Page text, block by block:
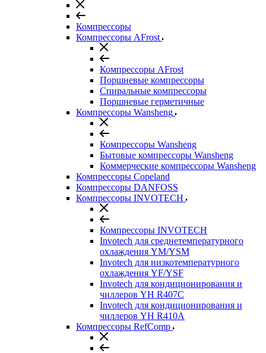
Компрессоры
Компрессоры AFrost
Компрессоры AFrost
Поршневые компрессоры
Спиральные компрессоры
Поршневые герметичные
Компрессоры Wansheng
Компрессоры Wansheng
Бытовые компрессоры Wansheng
Коммерческие компрессоры Wansheng
Компрессоры Copeland
Компрессоры DANFOSS
Компрессоры INVOTECH
Компрессоры INVOTECH
Invotech для среднетемпературного
охлаждения YM/YSM
Invotech для низкотемпературного
охлаждения YF/YSF
Invotech для кондиционирования и
чиллеров YH R407C
Invotech для кондиционирования и
чиллеров YH R410A
Компрессоры RefComp